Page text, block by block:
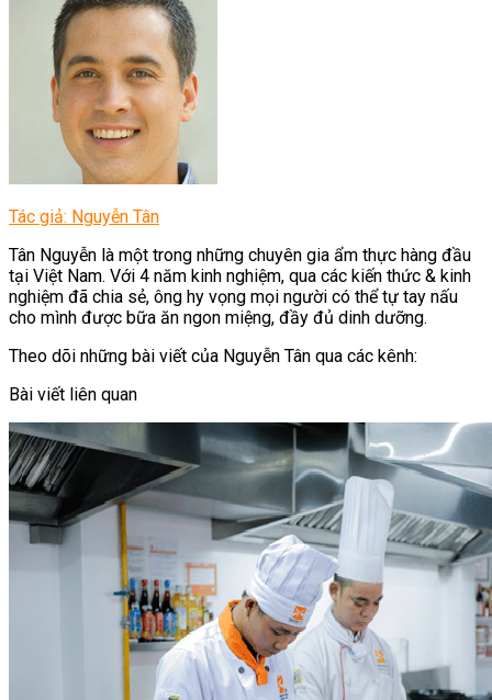
Tác giả: Nguyễn Tân
Tân Nguyễn là một trong những chuyên gia ẩm thực hàng đầu
tại Việt Nam. Với 4 năm kinh nghiệm, qua các kiến thức & kinh
nghiệm đã chia sẻ, ông hy vọng mọi người có thể tự tay nấu
cho mình được bữa ăn ngon miệng, đầy đủ dinh dưỡng.
Theo dõi những bài viết của Nguyễn Tân qua các kênh:
Bài viết liên quan